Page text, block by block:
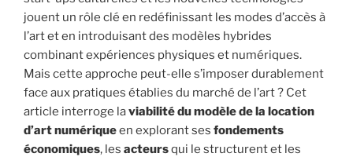
jouent un rôle clé en redéfinissant les modes d’accès à
l’art et en introduisant des modèles hybrides
combinant expériences physiques et numériques.
Mais cette approche peut-elle s’imposer durablement
face aux pratiques établies du marché de l’art ? Cet
article interroge laviabilité du modèle de la location
d’art numériqueen explorant ses fondements
économiques, les acteursqui le structurent et les